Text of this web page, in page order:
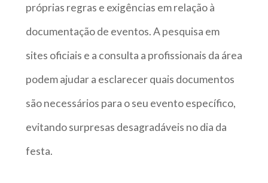
próprias regras e exigências em relação à
documentação de eventos. A pesquisa em
sites oficiais e a consulta a profissionais da área
podem ajudar a esclarecer quais documentos
são necessários para o seu evento específico,
evitando surpresas desagradáveis no dia da
festa.